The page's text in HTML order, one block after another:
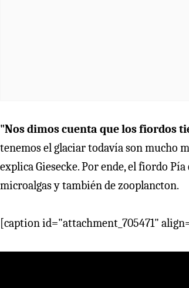
"Nos dimos cuenta que los fiordos
tenemos el glaciar todavía son mucho
explica Giesecke. Por ende, el fiordo
microalgas y también de zooplancton.
[caption id="attachment_705471"